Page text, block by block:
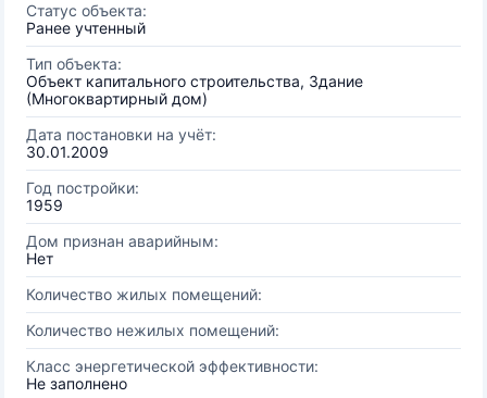
Статус объекта:
Ранее учтенный
Тип объекта:
Объект капитального строительства, Здание
(Многоквартирный дом)
Дата постановки на учёт:
30.01.2009
Год постройки:
1959
Дом признан аварийным:
Нет
Количество жилых помещений:
Количество нежилых помещений:
Класс энергетической эффективности:
Не заполнено